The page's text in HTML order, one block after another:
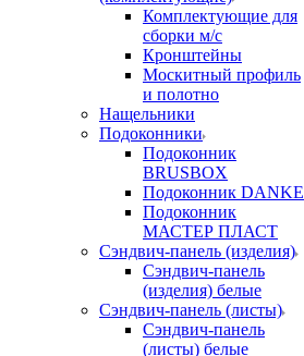
Комплектующие для
сборки м/с
Кронштейны
Москитный профиль
и полотно
Нащельники
Подоконники
Подоконник
BRUSBOX
Подоконник DANKE
Подоконник
МАСТЕР ПЛАСТ
Сэндвич-панель (изделия)
Сэндвич-панель
(изделия) белые
Сэндвич-панель (листы)
Сэндвич-панель
(листы) белые